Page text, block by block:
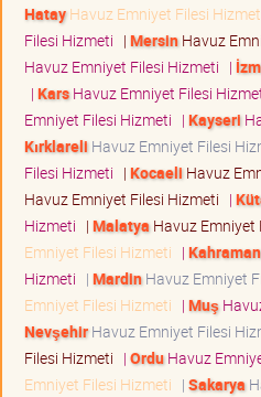
HatayHavuz Emniyet Filesi
Filesi Hizmeti | MersinHavuz
Havuz Emniyet Filesi Hizmeti |
| KarsHavuz Emniyet Filesi
Emniyet Filesi Hizmeti | Kayseri
Kırklareli Havuz Emniyet Filesi
Filesi Hizmeti | Kocaeli Havuz
Havuz Emniyet Filesi Hizmeti |
Hizmeti | Malatya Havuz Emniyet
Emniyet Filesi Hizmeti |
Hizmeti | MardinHavuz Emniyet
Emniyet Filesi Hizmeti | Muş
NevşehirHavuz Emniyet Filesi
Filesi Hizmeti | OrduHavuz
Emniyet Filesi Hizmeti | Sakarya